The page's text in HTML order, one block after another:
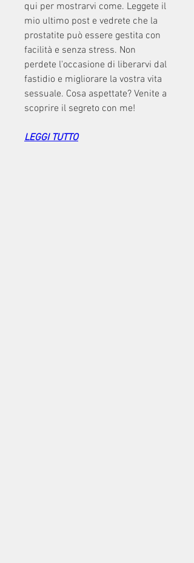
qui per mostrarvi come. Leggete il
mio ultimo post e vedrete che la
prostatite può essere gestita con
facilità e senza stress. Non
perdete l'occasione di liberarvi dal
fastidio e migliorare la vostra vita
sessuale. Cosa aspettate? Venite a
scoprire il segreto con me!
LEGGI TUTTO